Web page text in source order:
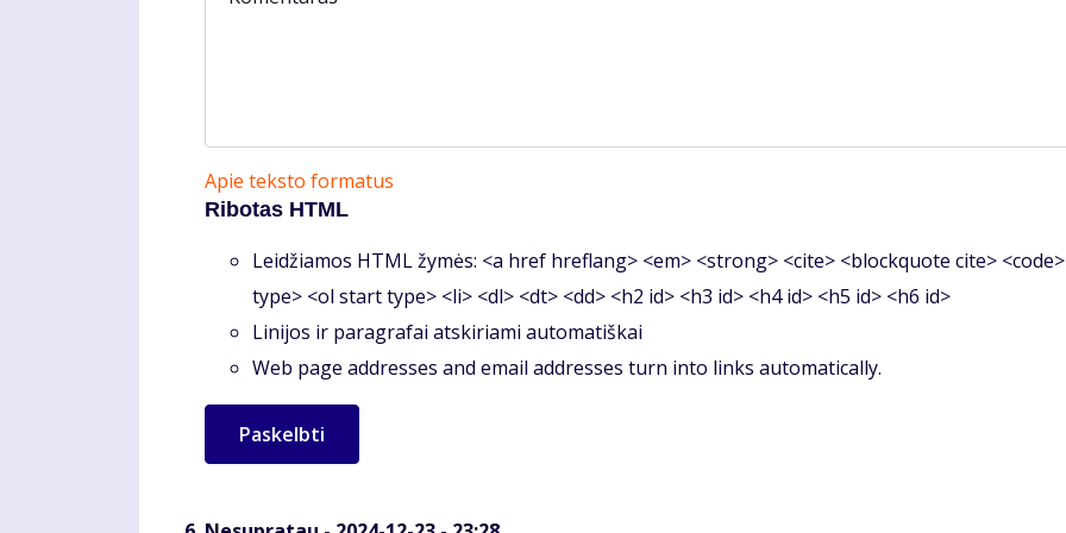
Apie teksto formatus
Ribotas HTML
Leidžiamos HTML žymės: <a href hreflang> <em> <strong> <cite> <blockquote cite>
type> <ol start type> <li> <dl> <dt> <dd> <h2 id> <h3 id> <h4 id> <h5 id> <h6 id>
Linijos ir paragrafai atskiriami automatiškai
Web page addresses and email addresses turn into links automatically.